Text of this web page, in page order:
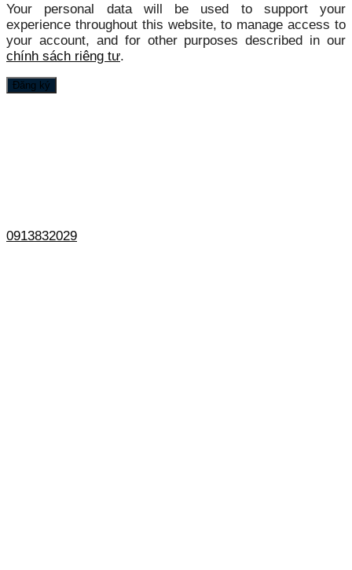
Your personal data will be used to support your
experience throughout this website, to manage access to
your account, and for other purposes described in our
chính sách riêng tư.
Đăng ký
0913832029